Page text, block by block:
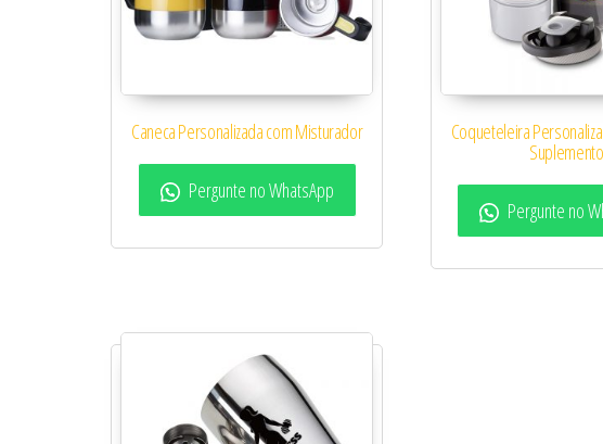
Caneca Personalizada com Misturador
Pergunte no WhatsApp
Coqueteleira
Suplemento
Pergunte no